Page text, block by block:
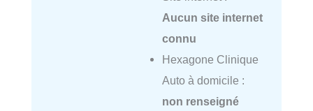
Aucun site internet
connu
Hexagone Clinique
Auto à domicile :
non renseigné